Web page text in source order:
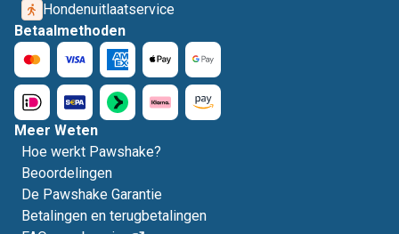
Hondenuitlaatservice
Betaalmethoden
Meer Weten
Hoe werkt Pawshake?
Beoordelingen
De Pawshake Garantie
Betalingen en terugbetalingen